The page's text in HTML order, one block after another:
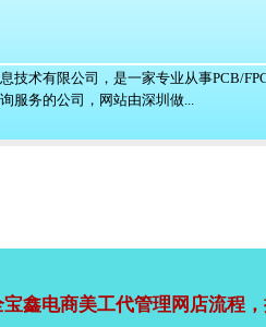
技术有限公司，是一家专业从事PCB/
服务的公司，网站由深圳做...
宝鑫电商美工代管理网店流程